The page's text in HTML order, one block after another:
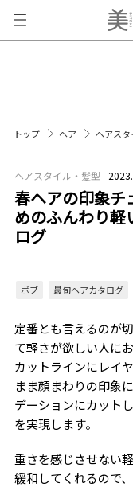
トップ ヘア ヘアス
ヘアスタイル・髪型
春ヘアの印象チ
めのふんわり軽
ログ
ボブ 最旬ヘアカタログ
定番とも言えるのが
て軽さが欲しい人に
カットラインにレイ
まま顔まわりの印象
デーションにカット
を実現します。
重さを感じさせない
緩和してくれるので